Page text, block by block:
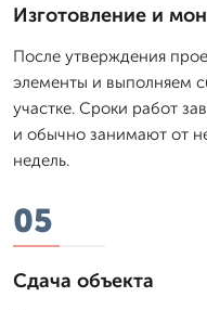
Изготовление и
После утверждения
элементы и выполняем
участке. Сроки работ
и обычно занимают от
недель.
05
Сдача объекта